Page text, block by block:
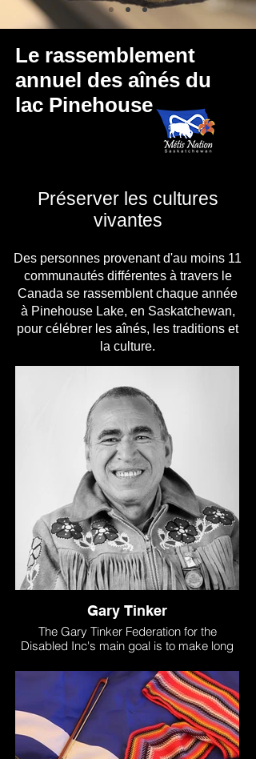
Le rassemblement
annuel des aînés du
lac Pinehouse
Préserver les cultures
vivantes
Des personnes provenant d'au moins 11
communautés différentes à travers le
Canada se rassemblent chaque année
à Pinehouse Lake, en Saskatchewan,
pour célébrer les aînés, les traditions et
la culture.
Gary Tinker
The Gary Tinker Federation for the
Disabled Inc's main goal is to make long
persons that reside in northern
Saskatchewan.